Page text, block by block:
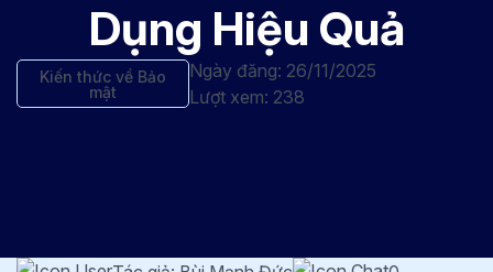
Dụng Hiệu Quả
Kiến thức về Bảo
mật
Ngày đăng: 26/11/2025
Lượt xem: 238